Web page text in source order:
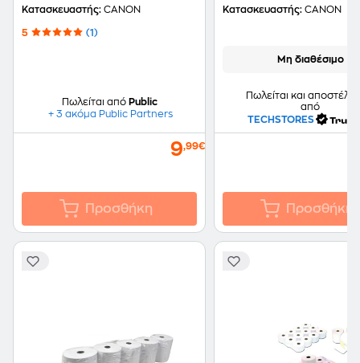
201 13x13cm (5x5") - 20
Κατασκευαστής: CANON
5 (1)
Πωλείται από Public
+ 3 ακόμα Public Partners
9,99€
Προσθήκη
18 τεμάχια
Κατασκευαστής: CANON
Μη διαθέσιμο
Πωλείται και
από
TECHSTORES
Προσθήκη